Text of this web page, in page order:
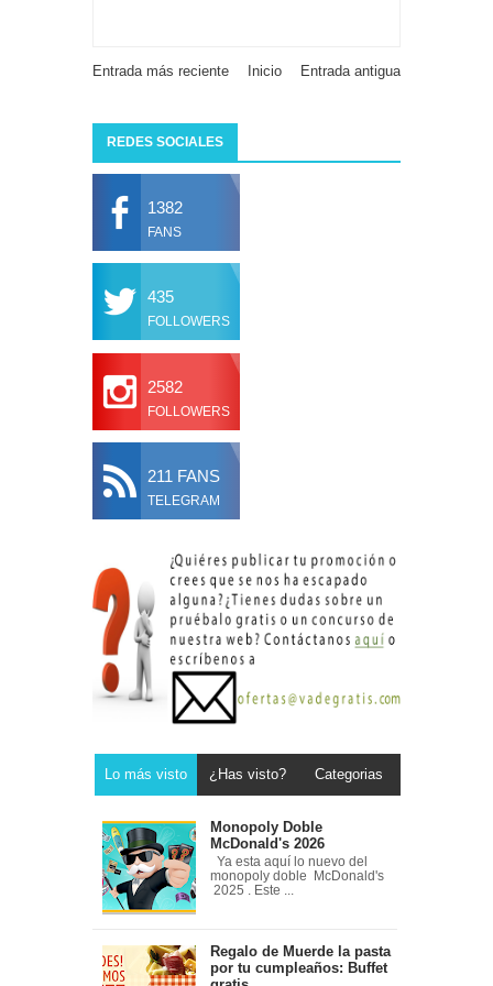
Entrada más reciente Entrada antigua
Inicio
REDES SOCIALES
1382
FANS
435
FOLLOWERS
2582
FOLLOWERS
211 FANS
TELEGRAM
Lo más visto ¿Has visto? Categorias
Monopoly Doble
McDonald's 2026
Ya esta aquí lo nuevo del
monopoly doble McDonald's
2025 . Este ...
Regalo de Muerde la pasta
por tu cumpleaños: Buffet